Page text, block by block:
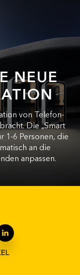
NEUE
von Telefon-
Die „Smart
1-6 Personen, die
an die
anpassen.